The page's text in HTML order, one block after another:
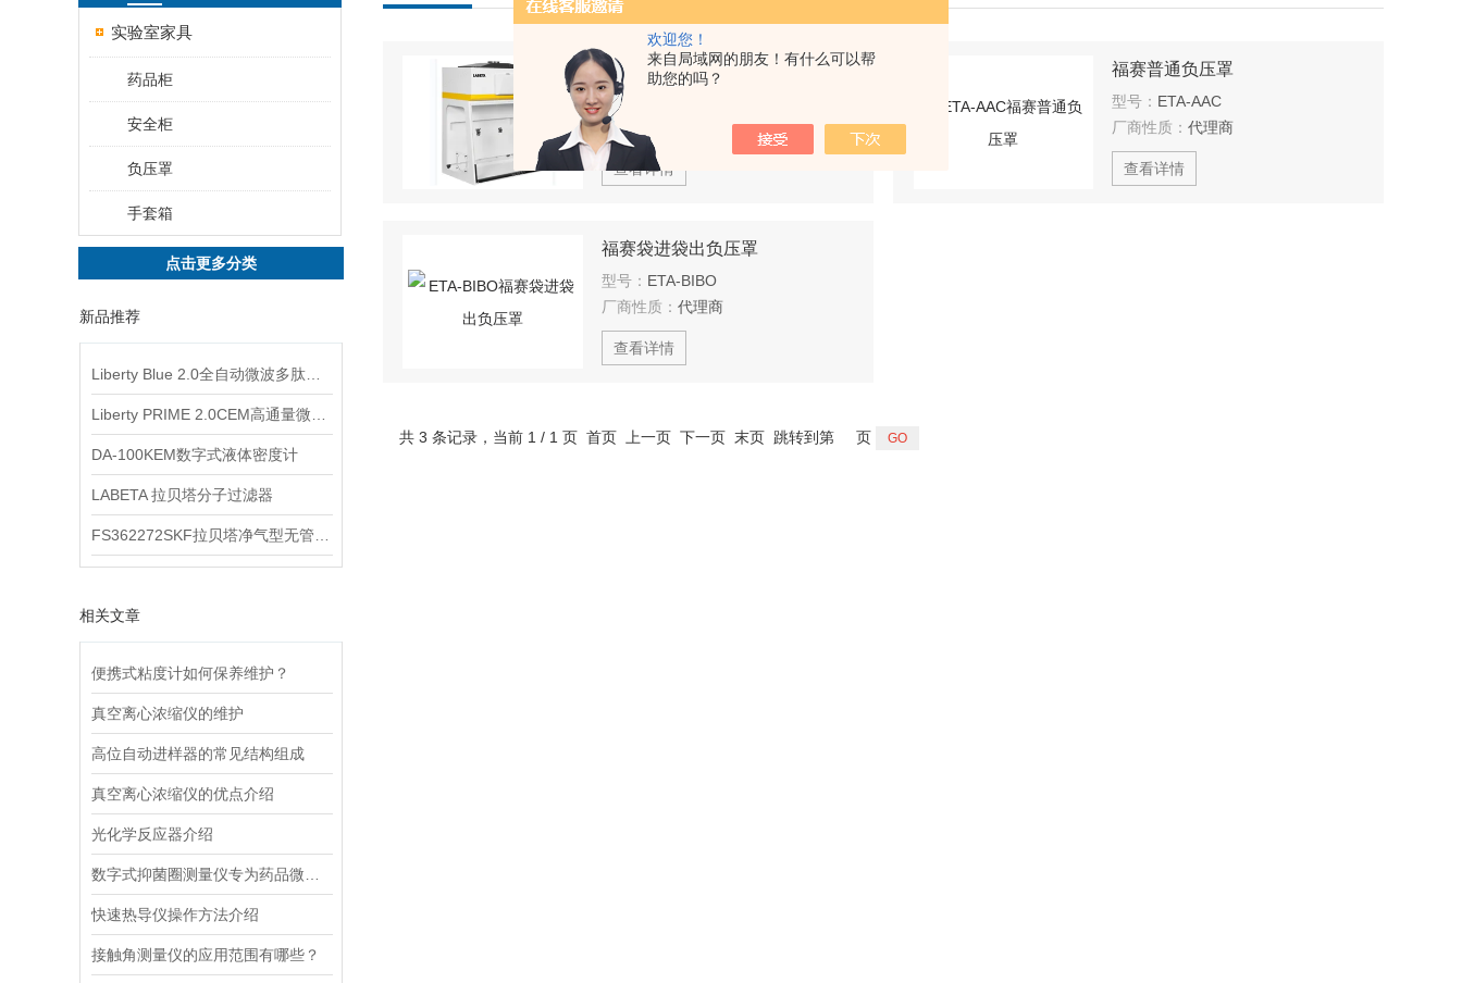
欢迎您！
来自局域网的朋友！有什么可以帮
助您的吗？
实验室家具
药品柜
安全柜
负压罩
手套箱
点击更多分类
新品推荐
DA-100KEM数字式液体密度计
LABETA 拉贝塔分子过滤器
相关文章
便携式粘度计如何保养维护？
真空离心浓缩仪的维护
高位自动进样器的常见结构组成
真空离心浓缩仪的优点介绍
光化学反应器介绍
快速热导仪操作方法介绍
接触角测量仪的应用范围有哪些？
拉贝塔负压称量罩
型号：
厂商性质：
查看详情
福赛普通负压罩
型号： ETA-AAC
厂商性质： 代理商
查看详情
福赛袋进袋出负压罩
型号： ETA-BIBO
厂商性质： 代理商
查看详情
共 3 条记录，当前 1 / 1 页 首页 上一页 下一页 末页 跳转到第 页